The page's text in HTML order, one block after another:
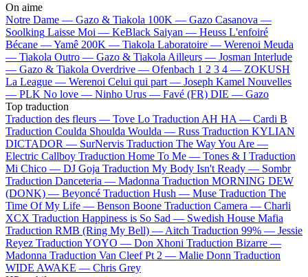
On aime
Notre Dame — Gazo & Tiakola 100K — Gazo Casanova —
Soolking Laisse Moi — KeBlack Saiyan — Heuss L'enfoiré
Bécane —Yamê 200K — Tiakola Laboratoire — Werenoi Meuda
— Tiakola Outro — Gazo & Tiakola Ailleurs — Josman Interlude
— Gazo & Tiakola Overdrive — Ofenbach 1 2 3 4 — ZOKUSH
La League — Werenoi Celui qui part — Joseph Kamel Nouvelles
— PLK No love — Ninho Urus — Favé (FR) DIE — Gazo
Top traduction
Traduction des fleurs — Tove Lo Traduction AH HA — Cardi B
Traduction Coulda Shoulda Woulda — Russ Traduction KYLIAN
DICTADOR — SurNervis Traduction The Way You Are —
Electric Callboy Traduction Home To Me — Tones & I Traduction
Mi Chico — DJ Goja Traduction My Body Isn't Ready — Sombr
Traduction Danceteria — Madonna Traduction MORNING DEW
(DONK) — Beyoncé Traduction Hush — Muse Traduction The
Time Of My Life — Benson Boone Traduction Camera — Charli
XCX Traduction Happiness is So Sad — Swedish House Mafia
Traduction RMB (Ring My Bell) — Aitch Traduction 99% — Jessie
Reyez Traduction YOYO — Don Xhoni Traduction Bizarre —
Madonna Traduction Van Cleef Pt 2 — Malie Donn Traduction
WIDE AWAKE — Chris Grey